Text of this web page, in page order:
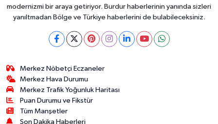
modernizmi bir araya getiriyor. Burdur haberlerinin yanında sizleri
yanıltmadan Bölge ve Türkiye haberlerini de bulabileceksiniz.
Merkez Nöbetçi Eczaneler
Merkez Hava Durumu
Merkez Trafik Yoğunluk Haritası
Puan Durumu ve Fikstür
Tüm Manşetler
Son Dakika Haberleri